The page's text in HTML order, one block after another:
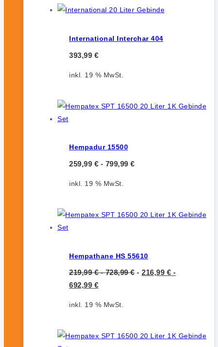
International Interchar 404
393,99 €
inkl. 19 % MwSt.
Hempadur 15500
259,99 € - 799,99 €
inkl. 19 % MwSt.
Hempathane HS 55610
219,99€-728,99€- 216,99 € -
692,99 €
inkl. 19 % MwSt.